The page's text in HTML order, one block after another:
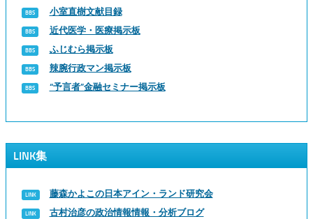
小室直樹文献目録
近代医学・医療掲示板
ふじむら掲示板
辣腕行政マン掲示板
“予言者”金融セミナー掲示板
LINK集
藤森かよこの日本アイン・ランド研究会
古村治彦の政治情報情報・分析ブログ